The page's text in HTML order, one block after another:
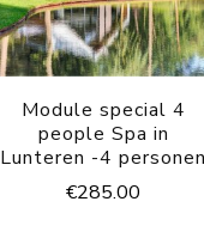
Module special 4
people Spa in
Lunteren -4
€285.00